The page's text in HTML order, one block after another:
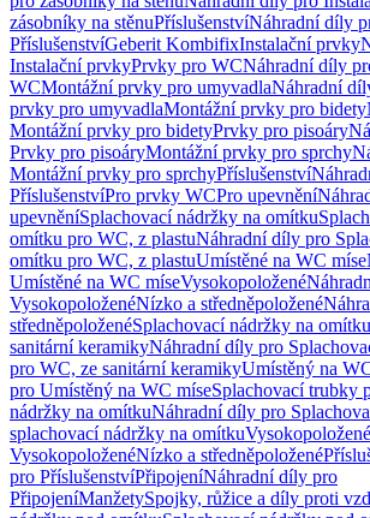
zásobníky na stěnuPříslušenstvíNáhradní díly
PříslušenstvíGeberit KombifixInstalační prvky
Instalační prvkyPrvky pro WCNáhradní díly
WCMontážní prvky pro umyvadlaNáhradní
prvky pro umyvadlaMontážní prvky pro bidety
Montážní prvky pro bidetyPrvky pro pisoáry
Prvky pro pisoáryMontážní prvky pro sprchy
Montážní prvky pro sprchyPříslušenství
PříslušenstvíPro prvky WCPro upevnění
upevněníSplachovací nádržky na omítku
omítku pro WC, z plastuNáhradní díly pro
omítku pro WC, z plastuUmístěné na WC míse
Umístěné na WC míseVysokopoložené
VysokopoloženéNízko a středněpoložené
středněpoloženéSplachovací nádržky na
sanitární keramikyNáhradní díly pro
pro WC, ze sanitární keramikyUmístěný na
pro Umístěný na WC míseSplachovací trubky
nádržky na omítkuNáhradní díly pro
splachovací nádržky na omítkuVysokopoložené
VysokopoloženéNízko a středněpoložené
pro PříslušenstvíPřipojeníNáhradní díly pro
PřipojeníManžetySpojky, růžice a díly proti